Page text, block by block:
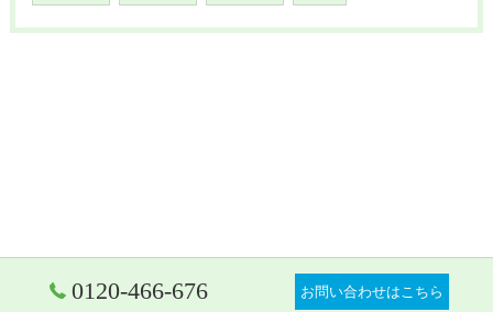
0120-466-676 お問い合わせはこちら